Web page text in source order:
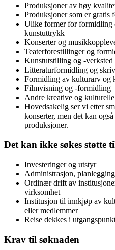
Produksjoner av høy
Produksjoner som er gratis
Ulike former for formidling
kunstuttrykk
Konserter og
Teaterforestillinger og
Kunstutstilling og -verksted
Litteraturformidling og
Formidling av kulturarv og
Filmvisning og -formidling
Andre kreative og
Hovedsakelig ser vi etter
konserter, men det kan
produksjoner.
Det kan ikke søkes støtte
Investeringer og utstyr
Administrasjon,
Ordinær drift av
virksomhet
Institusjon til innkjøp av
eller medlemmer
Reise dekkes i
Krav til søknaden